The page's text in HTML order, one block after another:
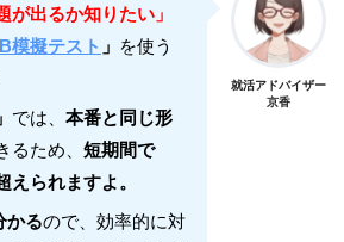
が出るか知りたい」
模擬テスト 」 を使う
」 では、 本番と同じ形
るため、 短期間で
られますよ。
かるので、効率的に対
就活アドバイザー
京香